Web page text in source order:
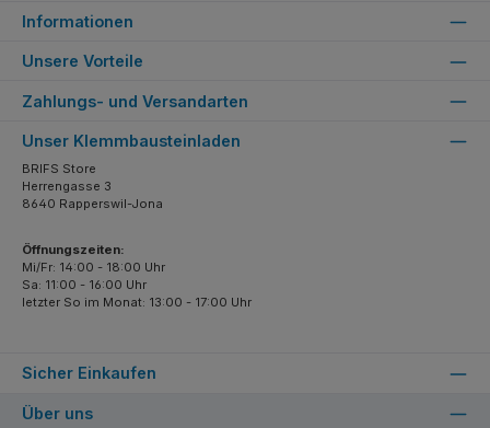
Informationen
Unsere Vorteile
Zahlungs- und Versandarten
Sicher Einkaufen
Unser Klemmbausteinladen
BRIFS Store
Herrengasse 3
8640 Rapperswil-Jona
Öffnungszeiten:
Mi/Fr: 14:00 - 18:00 Uhr
Sa: 11:00 - 16:00 Uhr
letzter So im Monat: 13:00 - 17:00 Uhr
Über uns